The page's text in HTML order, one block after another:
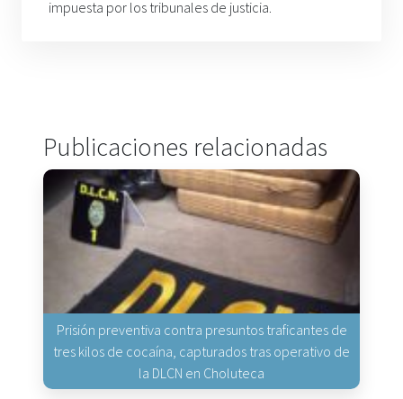
impuesta por los tribunales de justicia.
Publicaciones relacionadas
Prisión preventiva contra presuntos traficantes de
tres kilos de cocaína, capturados tras operativo de
la DLCN en Choluteca